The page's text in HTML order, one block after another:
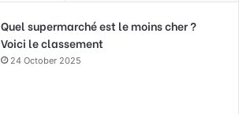
Quel supermarché est le moins cher ?
Voici le classement
24 October 2025